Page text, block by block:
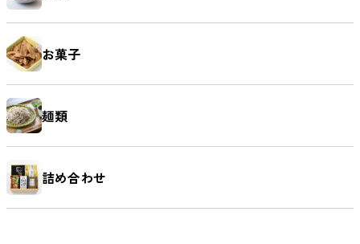
お菓子
麺類
詰め合わせ